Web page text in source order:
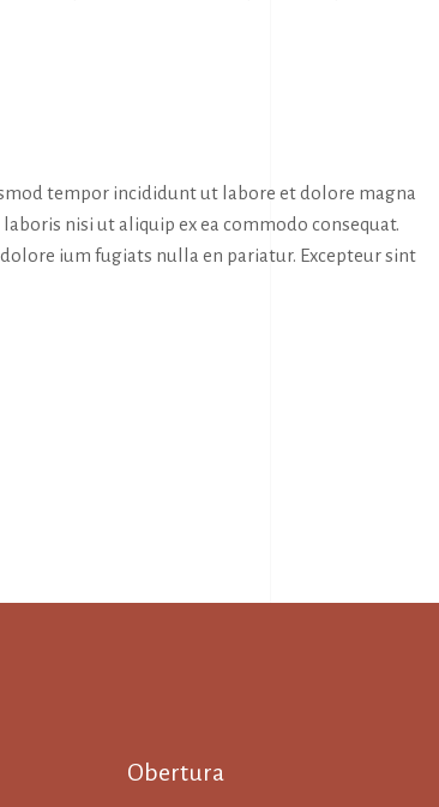
tempor incididunt ut labore et dolore magna
nisi ut aliquip ex ea commodo consequat.
ium fugiats nulla en pariatur. Excepteur sint
Obertura